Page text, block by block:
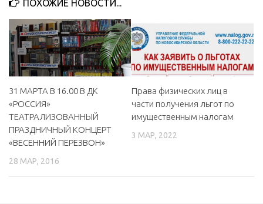
МБУ Дом культуры «Октябрь»
МБОУ ДО «Детская школа искусств»
МБОУ ДО «Детская музыкальная школа»
МБУК «Искитимский городской историко-художественный
музей»
МБУ Парк культуры и отдыха им. И.В. Коротеева
МБУК «Централизованная библиотечная система»
ДК «Россия»
ПОХОЖИЕ НОВОСТИ...
31 МАРТА В 16.00 В ДК
«РОССИЯ»
ТЕАТРАЛИЗОВАННЫЙ
ПРАЗДНИЧНЫЙ КОНЦЕРТ
«ВЕСЕННИЙ ПЕРЕЗВОН»
28 МАР, 2016
Права физических лиц в
части получения льгот по
имущественным налогам
3 МАР, 2022